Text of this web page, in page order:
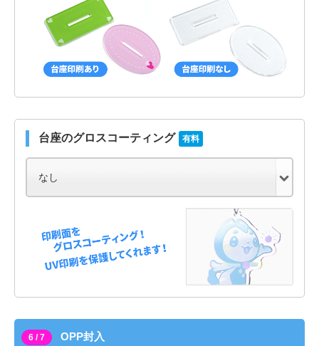
台座のグロスコーティング 有料
6 / 7 OPP封入